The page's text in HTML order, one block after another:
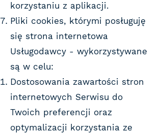
korzystaniu z aplikacji.
Pliki cookies, którymi posługuję
się strona internetowa
Usługodawcy - wykorzystywane
są w celu:
Dostosowania zawartości stron
internetowych Serwisu do
Twoich preferencji oraz
optymalizacji korzystania ze